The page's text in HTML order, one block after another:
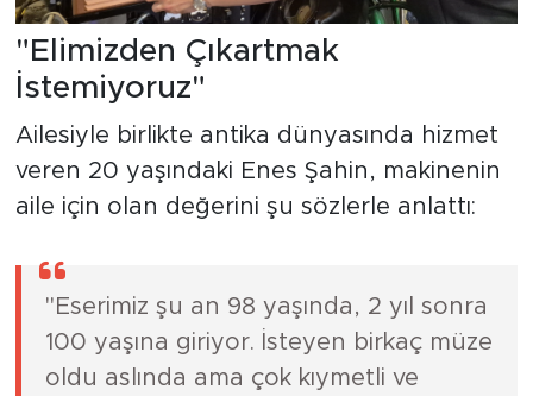
"Elimizden Çıkartmak
İstemiyoruz"
Ailesiyle birlikte antika dünyasında hizmet
veren 20 yaşındaki Enes Şahin, makinenin
aile için olan değerini şu sözlerle anlattı:
"Eserimiz şu an 98 yaşında, 2 yıl sonra
100 yaşına giriyor. İsteyen birkaç müze
oldu aslında ama çok kıymetli ve